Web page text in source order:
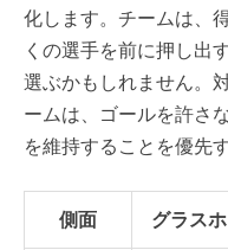
化します。チームは、
くの選手を前に押し出
選ぶかもしれません。
ームは、ゴールを許さ
を維持することを優先
側面 グラス